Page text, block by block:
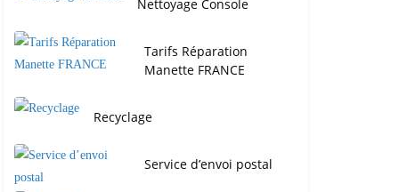
Nettoyage Console
Tarifs Réparation
Manette FRANCE
Recyclage
Service d’envoi postal